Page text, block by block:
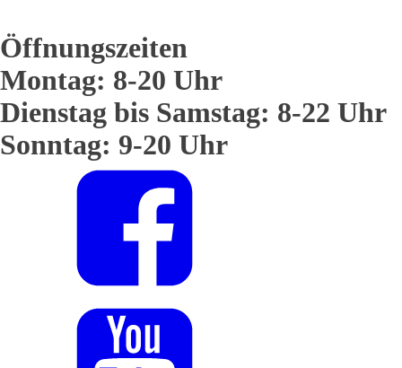
Öffnungszeiten
Montag: 8-20 Uhr
Dienstag bis Samstag: 8-22 Uhr
Sonntag: 9-20 Uhr